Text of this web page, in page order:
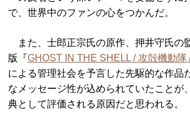
で、世界中のファンの心をつかんだ。
また、士郎正宗氏の原作、押井守氏の
版『GHOST IN THE SHELL / 攻殻機動隊
による管理社会を予言した先駆的な作品
なメッセージ性が込められていたことが
典として評価される原因だと思われる。